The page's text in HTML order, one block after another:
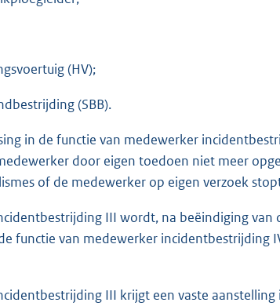
(HV);
(SBB).
in de functie van medewerker
door eigen toedoen niet meer
of de medewerker op eigen verzoek
III wordt, na beëindiging
functie van medewerker incidentbestrijding
III krijgt een vaste